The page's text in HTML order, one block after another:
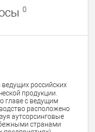
0
российских
продукции.
главе с ведущим
расположено
аутсорсинговые
странами